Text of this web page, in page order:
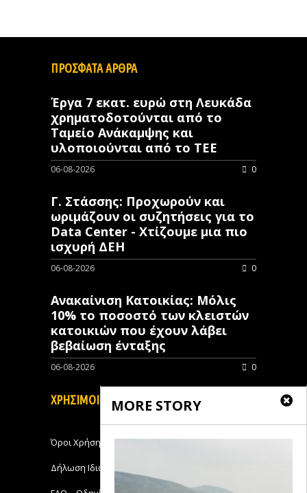
MORE STORY
ΠΡΟΣΦΑΤΑ ΑΡΘΡΑ
Έργα 7 εκατ. ευρώ στη Λευκάδα
χρηματοδοτούνται από το
Ταμείο Ανάκαμψης και
υλοποιούνται από το ΤΕΕ
06-08-2026 0
Γ. Στάσσης: Προχωρούν και
ωριμάζουν οι συζητήσεις για το
Data Center - Χτίζουμε μια πιο
ισχυρή ΔΕΗ
06-08-2026 0
Ανακαίνιση Κατοικίας: Μόλις
10% το ποσοστό των κλειστών
κατοικιών που έχουν λάβει
βεβαίωση ένταξης
06-08-2026 0
ΧΡΗΣΙΜΟΙ ΣΥΝΔΕΣΜΟΙ
Όροι Χρήσης
Δήλωση Ιδιωτικότητας